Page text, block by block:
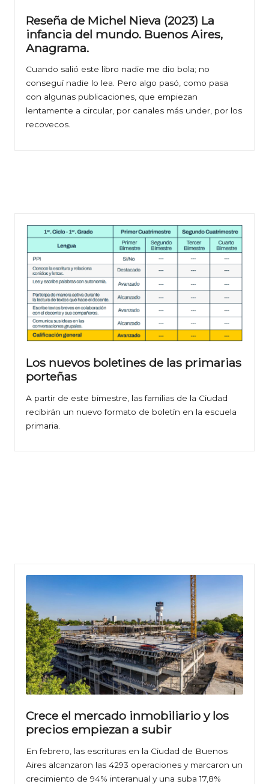
Reseña de Michel Nieva (2023) La
infancia del mundo. Buenos Aires,
Anagrama.
Cuando salió este libro nadie me dio bola; no
conseguí nadie lo lea. Pero algo pasó, como pasa
con algunas publicaciones, que empiezan
lentamente a circular, por canales más under, por los
recovecos.
Los nuevos boletines de las primarias
porteñas
A partir de este bimestre, las familias de la Ciudad
recibirán un nuevo formato de boletín en la escuela
primaria.
Crece el mercado inmobiliario y los
precios empiezan a subir
En febrero, las escrituras en la Ciudad de Buenos
Aires alcanzaron las 4293 operaciones y marcaron un
crecimiento de 94% interanual y una suba 17,8%